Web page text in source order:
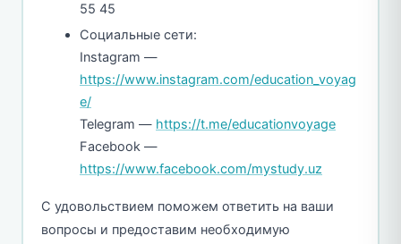
55 45
Социальные сети:
Instagram —
https://www.instagram.com/education_voyag
e/
Telegram — https://t.me/educationvoyage
Facebook —
https://www.facebook.com/mystudy.uz
С удовольствием поможем ответить на ваши
вопросы и предоставим необходимую